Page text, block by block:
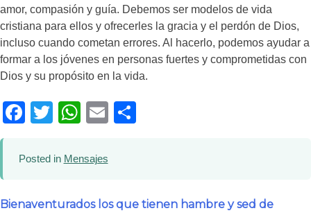
amor, compasión y guía. Debemos ser modelos de vida
cristiana para ellos y ofrecerles la gracia y el perdón de Dios,
incluso cuando cometan errores. Al hacerlo, podemos ayudar a
formar a los jóvenes en personas fuertes y comprometidas con
Dios y su propósito en la vida.
Facebook
TwitterWhatsApp
Email
Posted in Mensajes
Bienaventurados los que tienen hambre y sed de